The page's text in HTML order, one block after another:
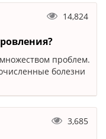
14,824
проблем.
болезни
3,685